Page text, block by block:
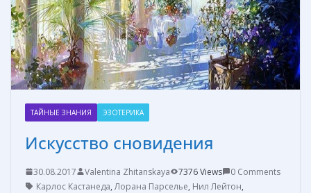
ь
ТАЙНЫЕ ЗНАНИЯ ЭЗОТЕРИКА
Искусство сновидения
30.08.2017 Valentina Zhitanskaya 7376 Views
0 Comments
Карлос Кастанеда,Лорана Парселье, Нил Лейтон,